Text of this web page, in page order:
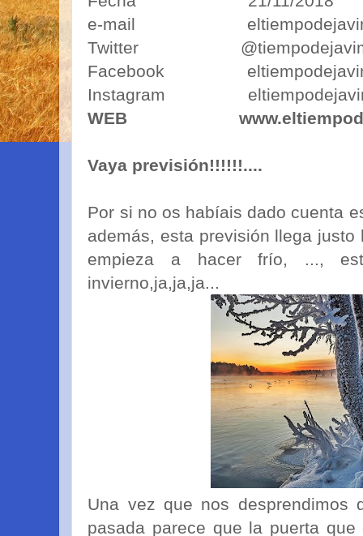
e-mail
Twitter
Facebook
Instagram
WEB
Vaya previsión!!!!!!....
Por si no os habíais dado cuenta
además, esta previsión llega
empieza a hacer frío, ...,
invierno,ja,ja,ja...
Una vez que nos desprendimos
pasada parece que la puerta